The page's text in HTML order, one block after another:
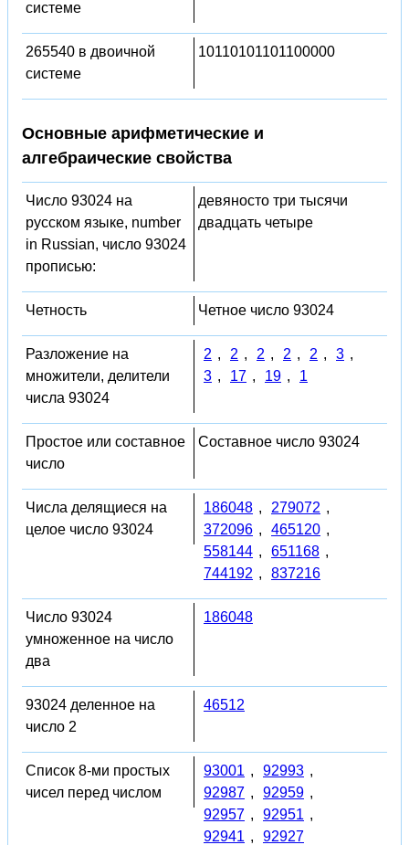
системе
265540 в двоичной
системе
10110101101100000
Основные арифметические и
алгебраические свойства
Число 93024 на
русском языке, number
in Russian, число 93024
прописью:
девяносто три тысячи
двадцать четыре
Четность Четное число 93024
Разложение на
множители, делители
числа 93024
2 , 2 , 2 , 2 , 2 , 3 ,
3 , 17 , 19 , 1
Простое или составное
число
Составное число 93024
Числа делящиеся на
целое число 93024
186048 , 279072 ,
372096 , 465120 ,
558144 , 651168 ,
744192 , 837216
Число 93024
умноженное на число
два
186048
93024 деленное на
число 2
46512
Список 8-ми простых
чисел перед числом
93001 , 92993 ,
92987 , 92959 ,
92957 , 92951 ,
92941 , 92927